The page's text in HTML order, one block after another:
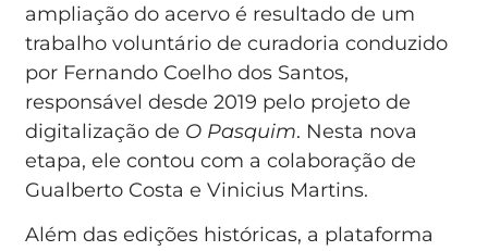
ampliação do acervo é resultado de um
trabalho voluntário de curadoria conduzido
por Fernando Coelho dos Santos,
responsável desde 2019 pelo projeto de
digitalização de O Pasquim. Nesta nova
etapa, ele contou com a colaboração de
Gualberto Costa e Vinicius Martins.
Além das edições históricas, a plataforma